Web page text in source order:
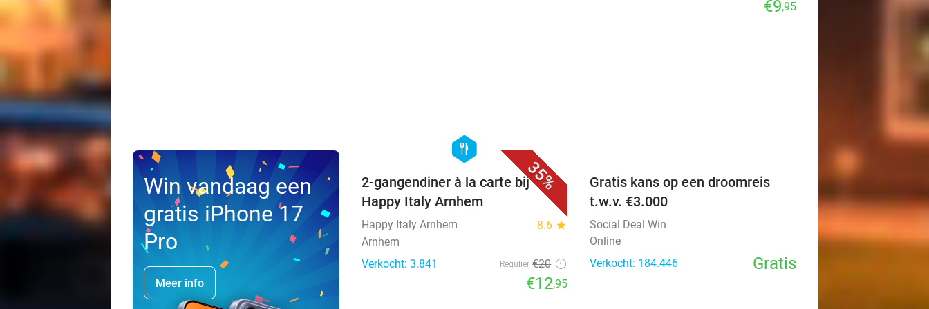
€9,95
Win vandaag een
gratis iPhone 17
Pro
Meer info
35%
hexagon
food
2-gangendiner à la carte bij
Happy Italy Arnhem
Happy Italy Arnhem 8.6 star
Arnhem
Verkocht: 3.841
Regulier €20
€12,95
Gratis kans op een droomreis
t.w.v. €3.000
Social Deal Win
Online
Verkocht: 184.446
Gratis